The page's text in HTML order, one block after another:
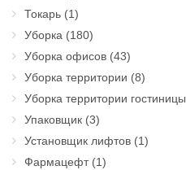
Токарь (1)
Уборка (180)
Уборка офисов (43)
Уборка территории (8)
Уборка территории гостиницы
Упаковщик (3)
Установщик лифтов (1)
Фармацефт(1)